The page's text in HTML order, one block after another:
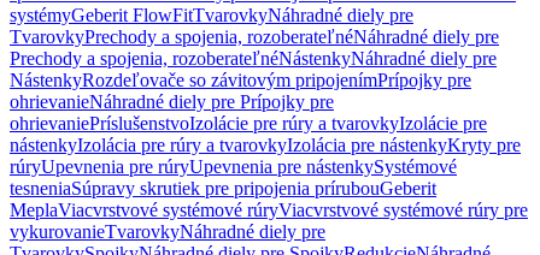
systémyGeberit FlowFitTvarovkyNáhradné diely pre
TvarovkyPrechody a spojenia, rozoberateľnéNáhradné diely pre
Prechody a spojenia, rozoberateľnéNástenkyNáhradné diely pre
NástenkyRozdeľovače so závitovým pripojenímPrípojky pre
ohrievanieNáhradné diely pre Prípojky pre
ohrievaniePríslušenstvoIzolácie pre rúry a tvarovkyIzolácie pre
nástenkyIzolácia pre rúry a tvarovkyIzolácia pre nástenkyKryty pre
rúryUpevnenia pre rúryUpevnenia pre nástenkySystémové
tesneniaSúpravy skrutiek pre pripojenia prírubouGeberit
MeplaViacvrstvové systémové rúryViacvrstvové systémové rúry pre
vykurovanieTvarovkyNáhradné diely pre